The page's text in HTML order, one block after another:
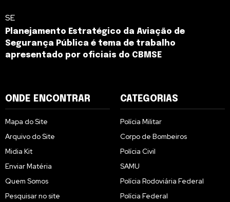
SE
Planejamento Estratégico da Aviação de
Segurança Pública é tema de trabalho
apresentado por oficiais do CBMSE
ONDE ENCONTRAR
Mapa do Site
Arquivo do Site
Midia Kit
Enviar Matéria
Quem Somos
Pesquisar no site
CATEGORIAS
Polícia Militar
Corpo de Bombeiros
Polícia Civil
SAMU
Polícia Rodoviária Federal
Polícia Federal